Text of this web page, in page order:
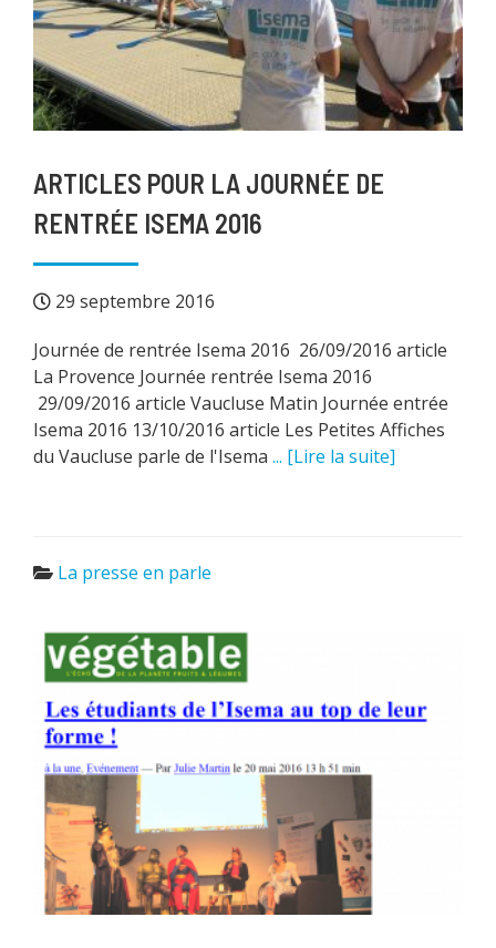
ARTICLES POUR LA JOURNÉE DE
RENTRÉE ISEMA 2016
29 septembre 2016
Journée de rentrée Isema 2016 26/09/2016 article
La Provence Journée rentrée Isema 2016
29/09/2016 article Vaucluse Matin Journée entrée
Isema 2016 13/10/2016 article Les Petites Affiches
du Vaucluse parle de l'Isema ... [Lire la suite]
La presse en parle